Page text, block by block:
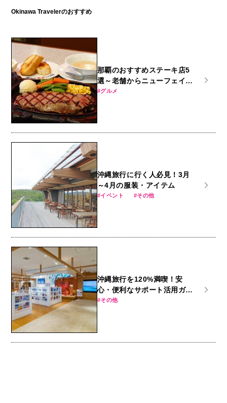
Okinawa Travelerのおすすめ
那覇のおすすめステーキ店5
選～老舗からニューフェイス
まで～
グルメ
沖縄旅行に行く人必見！3月
～4月の服装・アイテム
イベント その他
沖縄旅行を120%満喫！安
心・便利なサポート活用ガイ
ドその他